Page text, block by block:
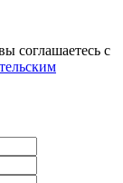
соглашаетесь с